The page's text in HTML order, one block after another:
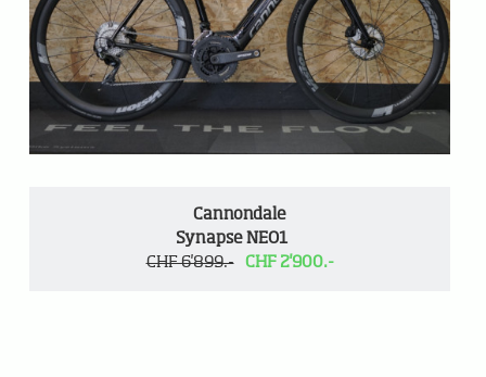
Cannondale
Synapse NEO1
CHF 6'899.-
CHF 2'900.-